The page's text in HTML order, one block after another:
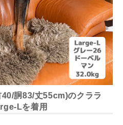
胴83/丈55cm)のクララ
Lを着用